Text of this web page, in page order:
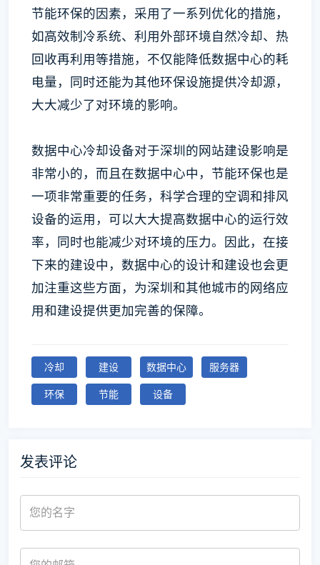
节能环保的因素，采用了一系列优化的措施，
如高效制冷系统、利用外部环境自然冷却、热
回收再利用等措施，不仅能降低数据中心的耗
电量，同时还能为其他环保设施提供冷却源，
大大减少了对环境的影响。
数据中心冷却设备对于深圳的网站建设影响是
非常小的，而且在数据中心中，节能环保也是
一项非常重要的任务，科学合理的空调和排风
设备的运用，可以大大提高数据中心的运行效
率，同时也能减少对环境的压力。因此，在接
下来的建设中，数据中心的设计和建设也会更
加注重这些方面，为深圳和其他城市的网络应
用和建设提供更加完善的保障。
冷却 建设 数据中心
服务器
环保
节能 设备
发表评论